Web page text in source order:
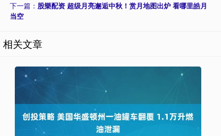
下一篇： 股樂配资 超级月亮邂逅中秋！赏月地图出炉 看哪里皓月
当空
相关文章